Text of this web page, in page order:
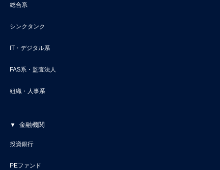
総合系
シンクタンク
IT・デジタル系
FAS系・監査法人
組織・人事系
金融機関
投資銀行
PEファンド